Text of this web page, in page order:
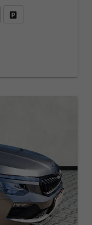
Angebot anfordern
Datei, Fahrzeugexposé